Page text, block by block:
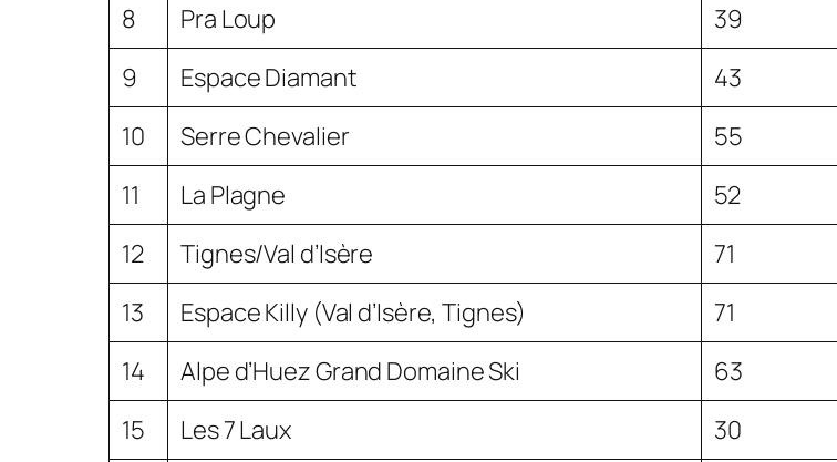
8
Pra Loup 39
9
Espace Diamant 43
10
Serre Chevalier 55
11
La Plagne 52
12
Tignes/Val d’Isère 71
13
Espace Killy (Val d’Isère, Tignes) 71
14
Alpe d’Huez Grand Domaine Ski 63
15
Les 7 Laux 30